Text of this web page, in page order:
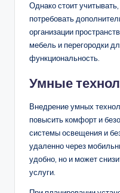
Однако стоит
потребовать
организации
мебель и перегородки
функциональность.
Умные
Внедрение умных
повысить комфорт и
системы освещения и
удаленно через
удобно, но и может
услуги.